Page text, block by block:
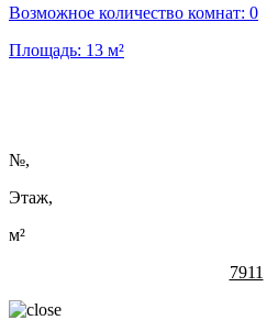
Возможное количество комнат: 0
Площадь: 13 м²
№,
Этаж,
м²
7911